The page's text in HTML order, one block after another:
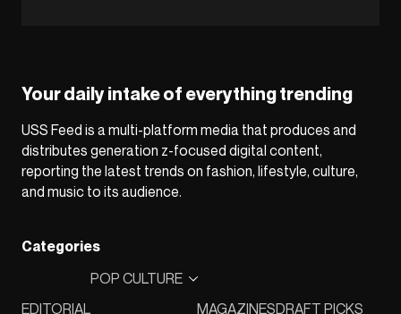
Your daily intake of everything trending
USS Feed is a multi-platform media that produces and
distributes generation z-focused digital content,
reporting the latest trends on fashion, lifestyle, culture,
and music to its audience.
Categories
EDITORIAL
POP CULTURE
MAGAZINESDRAFT PICKS